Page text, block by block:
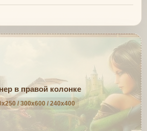
в правой колонке
/ 300x600 / 240x400